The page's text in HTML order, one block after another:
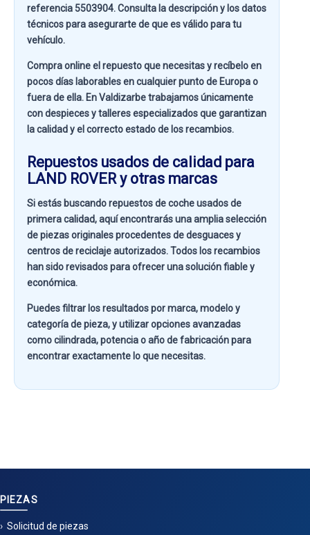
referencia 5503904. Consulta la descripción y los datos
técnicos para asegurarte de que es válido para tu
vehículo.
Compra online el repuesto que necesitas y recíbelo en
pocos días laborables en cualquier punto de Europa o
fuera de ella. EnValdizarbetrabajamos únicamente
con despieces y talleres especializados que garantizan
la calidad y el correcto estado de los recambios.
Repuestos usados de calidad para
LAND ROVER y otras marcas
Si estás buscandorepuestos de coche usados de
primera calidad, aquí encontrarás una amplia selección
de piezas originales procedentes de desguaces y
centros de reciclaje autorizados. Todos los recambios
han sido revisados para ofrecer una solución fiable y
económica.
Puedes filtrar los resultados pormarca, modelo y
categoría de pieza, y utilizar opciones avanzadas
comocilindrada, potencia o año de fabricaciónpara
encontrar exactamente lo que necesitas.
PIEZAS
Solicitud de piezas